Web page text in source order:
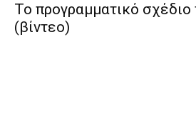
Το προγραμματικό
(βίντεο)